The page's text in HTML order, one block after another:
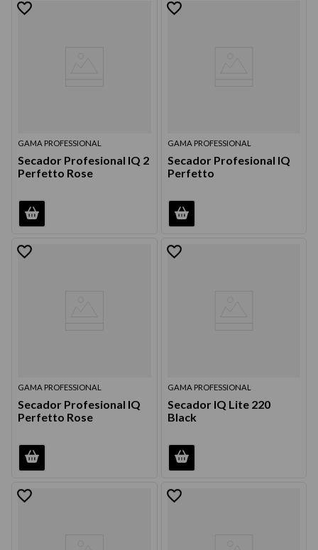
GAMA PROFESSIONAL
Secador Profesional IQ 2
Perfetto Rose
GAMA PROFESSIONAL
Secador Profesional IQ
Perfetto
GAMA PROFESSIONAL
Secador Profesional IQ
Perfetto Rose
GAMA PROFESSIONAL
Secador IQ Lite 220
Black